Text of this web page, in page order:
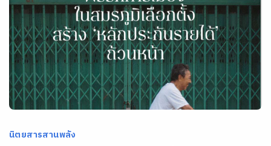
นิตยสารสานพลัง